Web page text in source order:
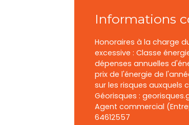
Informations
Honoraires à la charge
excessive : Classe
dépenses annuelles
prix de l'énergie de
sur les risques auxquels
Géorisques :
Agent commercial
64612557